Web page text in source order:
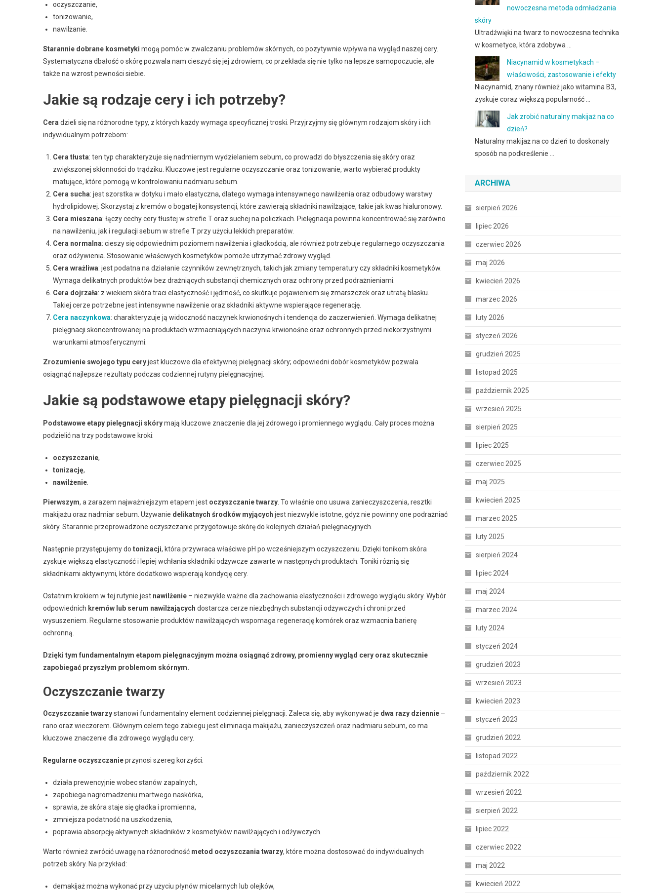
oczyszczanie,
tonizowanie,
nawilżanie.
Starannie dobrane kosmetyki mogą pomóc w zwalczaniu problemów skórnych, co pozytywnie wpływa na wygląd naszej cery.
Systematyczna dbałość o skórę pozwala nam cieszyć się jej zdrowiem, co przekłada się nie tylko na lepsze samopoczucie, ale
także na wzrost pewności siebie.
Jakie są rodzaje cery i ich potrzeby?
Ceradzieli się na różnorodne typy, z których każdy wymaga specyficznej troski. Przyjrzyjmy się głównym rodzajom skóry i ich
indywidualnym potrzebom:
Cera tłusta: ten typ charakteryzuje się nadmiernym wydzielaniem sebum, co prowadzi do błyszczenia się skóry oraz
zwiększonej skłonności do trądziku. Kluczowe jest regularne oczyszczanie oraz tonizowanie, warto wybierać produkty
matujące, które pomogą w kontrolowaniu nadmiaru sebum.
Cera sucha: jest szorstka w dotyku i mało elastyczna, dlatego wymaga intensywnego nawilżenia oraz odbudowy warstwy
hydrolipidowej. Skorzystaj z kremów o bogatej konsystencji, które zawierają składniki nawilżające, takie jak kwas hialuronowy.
Cera mieszana: łączy cechy cery tłustej w strefie T oraz suchej na policzkach. Pielęgnacja powinna koncentrować się zarówno
na nawilżeniu, jak i regulacji sebum w strefie T przy użyciu lekkich preparatów.
Cera normalna: cieszy się odpowiednim poziomem nawilżenia i gładkością, ale również potrzebuje regularnego oczyszczania
oraz odżywienia. Stosowanie właściwych kosmetyków pomoże utrzymać zdrowy wygląd.
Cera wrażliwa: jest podatna na działanie czynników zewnętrznych, takich jak zmiany temperatury czy składniki kosmetyków.
Wymaga delikatnych produktów bez drażniących substancji chemicznych oraz ochrony przed podrażnieniami.
Cera dojrzała: z wiekiem skóra traci elastyczność i jędrność, co skutkuje pojawieniem się zmarszczek oraz utratą blasku.
Takiej cerze potrzebne jest intensywne nawilżenie oraz składniki aktywne wspierające regenerację.
Cera naczynkowa: charakteryzuje ją widoczność naczynek krwionośnych i tendencja do zaczerwienień. Wymaga delikatnej
pielęgnacji skoncentrowanej na produktach wzmacniających naczynia krwionośne oraz ochronnych przed niekorzystnymi
warunkami atmosferycznymi.
Zrozumienie swojego typu ceryjest kluczowe dla efektywnej pielęgnacji skóry; odpowiedni dobór kosmetyków pozwala
osiągnąć najlepsze rezultaty podczas codziennej rutyny pielęgnacyjnej.
Jakie są podstawowe etapy pielęgnacji skóry?
Podstawowe etapy pielęgnacji skórymają kluczowe znaczenie dla jej zdrowego i promiennego wyglądu. Cały proces można
podzielić na trzy podstawowe kroki:
oczyszczanie,
tonizację,
nawilżenie.
Pierwszym, a zarazem najważniejszym etapem jest oczyszczanie twarzy. To właśnie ono usuwa zanieczyszczenia, resztki
makijażu oraz nadmiar sebum. Używanie delikatnych środków myjących jest niezwykle istotne, gdyż nie powinny one podrażniać
skóry. Starannie przeprowadzone oczyszczanie przygotowuje skórę do kolejnych działań pielęgnacyjnych.
Następnie przystępujemy do tonizacji, która przywraca właściwe pH po wcześniejszym oczyszczeniu. Dzięki tonikom skóra
zyskuje większą elastyczność i lepiej wchłania składniki odżywcze zawarte w następnych produktach. Toniki różnią się
składnikami aktywnymi, które dodatkowo wspierają kondycję cery.
Ostatnim krokiem w tej rutynie jest nawilżenie – niezwykle ważne dla zachowania elastyczności i zdrowego wyglądu skóry. Wybór
odpowiednich kremów lub serum nawilżających dostarcza cerze niezbędnych substancji odżywczych i chroni przed
wysuszeniem. Regularne stosowanie produktów nawilżających wspomaga regenerację komórek oraz wzmacnia barierę
ochronną.
Dzięki tym fundamentalnym etapom pielęgnacyjnym można osiągnąć zdrowy, promienny wygląd cery oraz skutecznie
zapobiegać przyszłym problemom skórnym.
Oczyszczanie twarzy
Oczyszczanie twarzystanowi fundamentalny element codziennej pielęgnacji. Zaleca się, aby wykonywać je dwa razy dziennie –
rano oraz wieczorem. Głównym celem tego zabiegu jest eliminacja makijażu, zanieczyszczeń oraz nadmiaru sebum, co ma
kluczowe znaczenie dla zdrowego wyglądu cery.
Regularne oczyszczanieprzynosi szereg korzyści:
działa prewencyjnie wobec stanów zapalnych,
zapobiega nagromadzeniu martwego naskórka,
sprawia, że skóra staje się gładka i promienna,
zmniejsza podatność na uszkodzenia,
poprawia absorpcję aktywnych składników z kosmetyków nawilżających i odżywczych.
Warto również zwrócić uwagę na różnorodność metod oczyszczania twarzy, które można dostosować do indywidualnych
potrzeb skóry. Na przykład:
demakijaż można wykonać przy użyciu płynów micelarnych lub olejków,
nowoczesna metoda odmładzania
skóry
Ultradźwięki na twarz to nowoczesna technika
w kosmetyce, która zdobywa …
Niacynamid w kosmetykach –
właściwości, zastosowanie i efekty
Niacynamid, znany również jako witamina B3,
zyskuje coraz większą popularność …
Jak zrobić naturalny makijaż na co
dzień?
Naturalny makijaż na co dzień to doskonały
sposób na podkreślenie …
ARCHIWA
sierpień 2026
lipiec 2026
czerwiec 2026
maj 2026
kwiecień 2026
marzec 2026
luty 2026
styczeń 2026
grudzień 2025
listopad 2025
październik 2025
wrzesień 2025
sierpień 2025
lipiec 2025
czerwiec 2025
maj 2025
kwiecień 2025
marzec 2025
luty 2025
sierpień 2024
lipiec 2024
maj 2024
marzec 2024
luty 2024
styczeń 2024
grudzień 2023
wrzesień 2023
kwiecień 2023
styczeń 2023
grudzień 2022
listopad 2022
październik 2022
wrzesień 2022
sierpień 2022
lipiec 2022
czerwiec 2022
maj 2022
kwiecień 2022